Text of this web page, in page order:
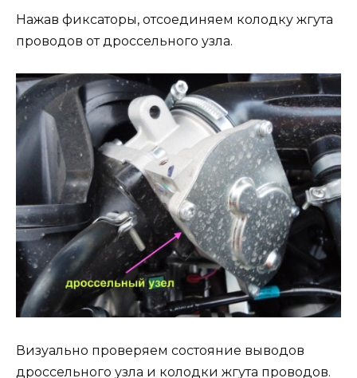
Нажав фиксаторы, отсоединяем колодку жгута
проводов от дроссельного узла.
Визуально проверяем состояние выводов
дроссельного узла и колодки жгута проводов.